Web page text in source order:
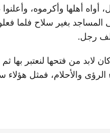
أواه أهلها وأكرموه،
بغير سلاح فلما
رجل.
لابد من فتحها لنعتبر
والأحلام، فمثل هؤلاء